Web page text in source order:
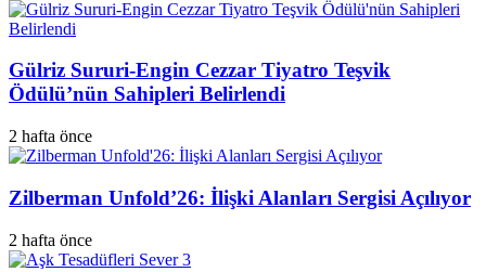
Gülriz Sururi-Engin Cezzar Tiyatro Teşvik
Ödülü’nün Sahipleri Belirlendi
2 hafta önce
Zilberman Unfold’26: İlişki Alanları Sergisi Açılıyor
2 hafta önce